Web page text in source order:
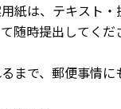
紙は、テキスト・
随時提出してくだ
まで、郵便事情